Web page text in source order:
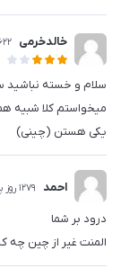
خالدخرمی 1622
سلام و خسته نباشید
میخواستم کلا شبیه
یکی هستن (چینی)
احمد 1279 روز پیش
درود بر شما
المنت غیر از چین چه